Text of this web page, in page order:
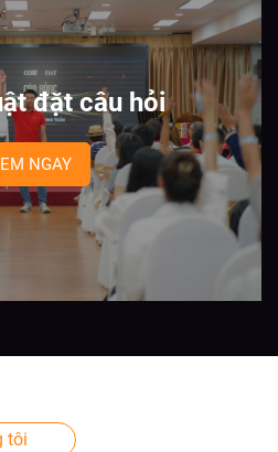
đặt câu hỏi
NGAY
tôi